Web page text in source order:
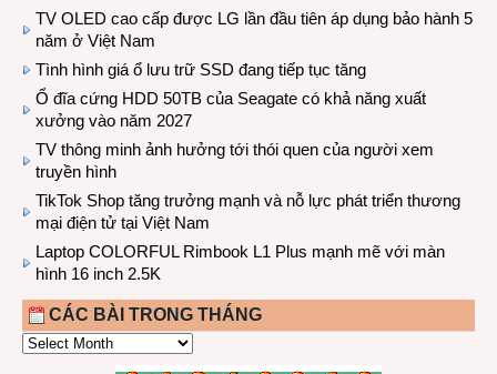
TV OLED cao cấp được LG lần đầu tiên áp dụng bảo hành 5
năm ở Việt Nam
Tình hình giá ổ lưu trữ SSD đang tiếp tục tăng
Ổ đĩa cứng HDD 50TB của Seagate có khả năng xuất
xưởng vào năm 2027
TV thông minh ảnh hưởng tới thói quen của người xem
truyền hình
TikTok Shop tăng trưởng mạnh và nỗ lực phát triển thương
mại điện tử tại Việt Nam
Laptop COLORFUL Rimbook L1 Plus mạnh mẽ với màn
hình 16 inch 2.5K
CÁC BÀI TRONG THÁNG
CÁC